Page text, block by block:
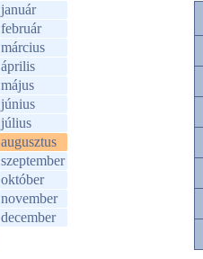
január
február
március
április
május
június
július
augusztus
szeptember
október
november
december